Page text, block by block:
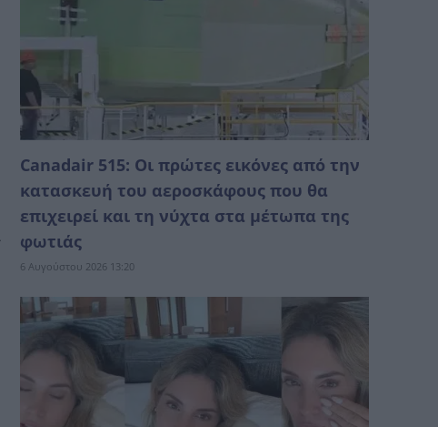
Canadair 515: Οι πρώτες εικόνες από την
κατασκευή του αεροσκάφους που θα
επιχειρεί και τη νύχτα στα μέτωπα της
φωτιάς
6 Αυγούστου 2026 13:20